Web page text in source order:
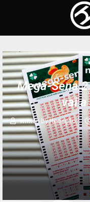
Mega-Sena
vai a
written byRedação